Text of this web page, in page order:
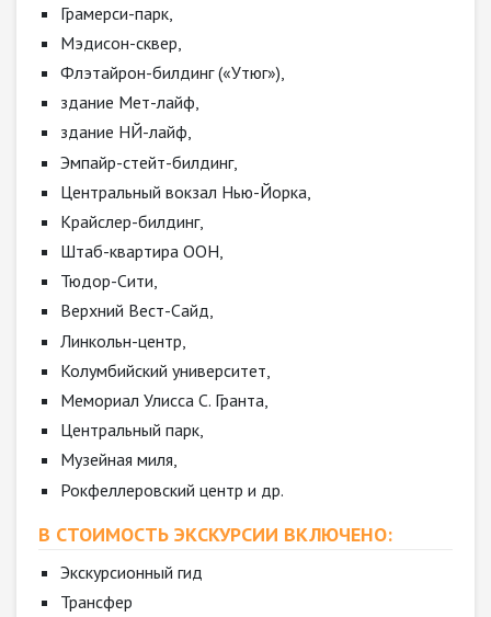
Грамерси-парк,
Мэдисон-сквер,
Флэтайрон-билдинг («Утюг»),
здание Мет-лайф,
здание НЙ-лайф,
Эмпайр-стейт-билдинг,
Центральный вокзал Нью-Йорка,
Крайслер-билдинг,
Штаб-квартира ООН,
Тюдор-Сити,
Верхний Вест-Сайд,
Линкольн-центр,
Колумбийский университет,
Мемориал Улисса С. Гранта,
Центральный парк,
Музейная миля,
Рокфеллеровский центр и др.
В СТОИМОСТЬ ЭКСКУРСИИ ВКЛЮЧЕНО:
Экскурсионный гид
Трансфер